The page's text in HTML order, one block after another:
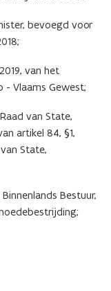
bevoegd voor
van het
- Vlaams Gewest;
van State,
artikel 84, §1,
State,
Bestuur,